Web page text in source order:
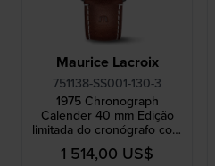
Maurice Lacroix
751138-SS001-130-3
1975 Chronograph
Calender 40 mm Edição
limitada do cronógrafo com
calendário suíço
1 514,00 US$